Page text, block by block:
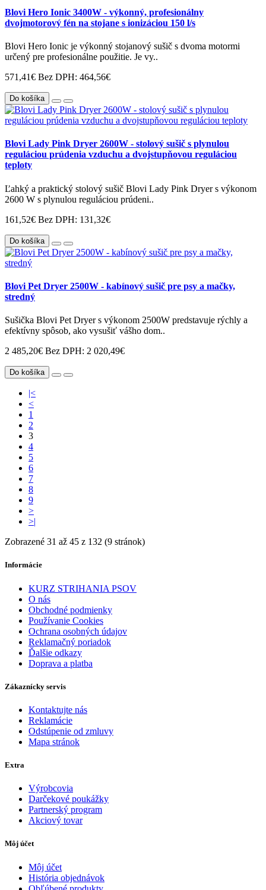
Blovi Hero Ionic 3400W - výkonný, profesionálny
dvojmotorový fén na stojane s ionizáciou 150 l/s
Blovi Hero Ionic je výkonný stojanový sušič s dvoma motormi
určený pre profesionálne použitie. Je vy..
571,41€ Bez DPH: 464,56€
Do košíka
Blovi Lady Pink Dryer 2600W - stolový sušič s plynulou
reguláciou prúdenia vzduchu a dvojstupňovou reguláciou
teploty
Ľahký a praktický stolový sušič Blovi Lady Pink Dryer s výkonom
2600 W s plynulou reguláciou prúdeni..
161,52€ Bez DPH: 131,32€
Do košíka
Blovi Pet Dryer 2500W - kabínový sušič pre psy a mačky,
stredný
Sušička Blovi Pet Dryer s výkonom 2500W predstavuje rýchly a
efektívny spôsob, ako vysušiť vášho dom..
2 485,20€ Bez DPH: 2 020,49€
Do košíka
|<
<
1
2
3
4
5
6
7
8
9
>
>|
Zobrazené 31 až 45 z 132 (9 stránok)
Informácie
KURZ STRIHANIA PSOV
O nás
Obchodné podmienky
Používanie Cookies
Ochrana osobných údajov
Reklamačný poriadok
Ďalšie odkazy
Doprava a platba
Zákaznícky servis
Kontaktujte nás
Reklamácie
Odstúpenie od zmluvy
Mapa stránok
Extra
Výrobcovia
Darčekové poukážky
Partnerský program
Akciový tovar
Môj účet
Môj účet
História objednávok